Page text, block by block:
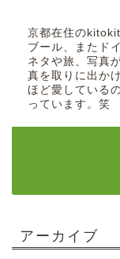
京都在住の
ブール、またド
ネタや旅、写真
真を取りに出か
ほど愛している
っています。笑
アーカイブ